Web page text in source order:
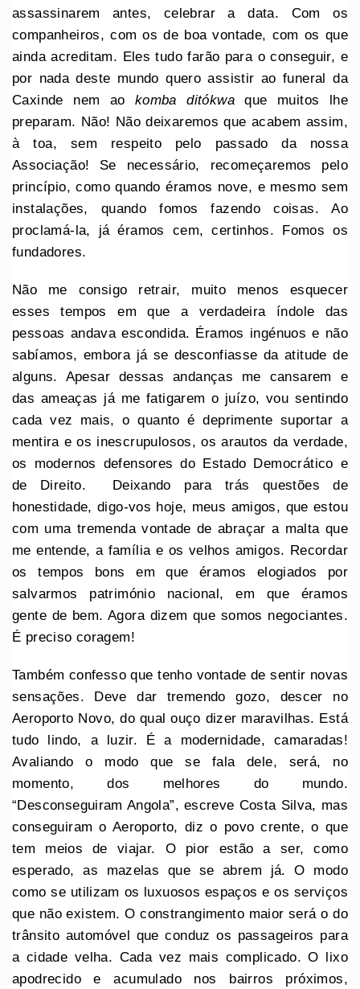
assassinarem antes, celebrar a data. Com os
companheiros, com os de boa vontade, com os que
ainda acreditam. Eles tudo farão para o conseguir, e
por nada deste mundo quero assistir ao funeral da
Caxinde nem ao komba ditókwa que muitos lhe
preparam. Não! Não deixaremos que acabem assim,
à toa, sem respeito pelo passado da nossa
Associação! Se necessário, recomeçaremos pelo
princípio, como quando éramos nove, e mesmo sem
instalações, quando fomos fazendo coisas. Ao
proclamá-la, já éramos cem, certinhos. Fomos os
fundadores.
Não me consigo retrair, muito menos esquecer
esses tempos em que a verdadeira índole das
pessoas andava escondida. Éramos ingénuos e não
sabíamos, embora já se desconfiasse da atitude de
alguns. Apesar dessas andanças me cansarem e
das ameaças já me fatigarem o juízo, vou sentindo
cada vez mais, o quanto é deprimente suportar a
mentira e os inescrupulosos, os arautos da verdade,
os modernos defensores do Estado Democrático e
de Direito. Deixando para trás questões de
honestidade, digo-vos hoje, meus amigos, que estou
com uma tremenda vontade de abraçar a malta que
me entende, a família e os velhos amigos. Recordar
os tempos bons em que éramos elogiados por
salvarmos património nacional, em que éramos
gente de bem. Agora dizem que somos negociantes.
É preciso coragem!
Também confesso que tenho vontade de sentir novas
sensações. Deve dar tremendo gozo, descer no
Aeroporto Novo, do qual ouço dizer maravilhas. Está
tudo lindo, a luzir. É a modernidade, camaradas!
Avaliando o modo que se fala dele, será, no
momento, dos melhores do mundo.
“Desconseguiram Angola”, escreve Costa Silva, mas
conseguiram o Aeroporto, diz o povo crente, o que
tem meios de viajar. O pior estão a ser, como
esperado, as mazelas que se abrem já. O modo
como se utilizam os luxuosos espaços e os serviços
que não existem. O constrangimento maior será o do
trânsito automóvel que conduz os passageiros para
a cidade velha. Cada vez mais complicado. O lixo
apodrecido e acumulado nos bairros próximos,